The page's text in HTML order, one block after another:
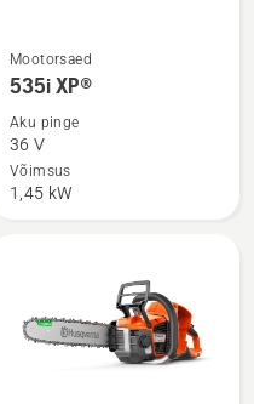
Vaata
rohkem
toote
535i
XP®
Mootorsaed
535i XP®
Aku pinge
36 V
Võimsus
1,45 kW